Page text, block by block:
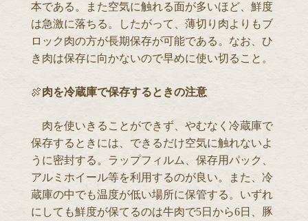
本である。また空気に触れる面が多いほど、鮮度
は急激に落ちる。したがって、薄切り肉よりもブ
ロック肉の方が長期保存が可能である。なお、ひ
き肉は保存に向かないので早めに使い切ること。
🍖肉を冷蔵庫で保存するときの注意
肉を使いきることができず、やむなく冷蔵庫で
保存するときには、できるだけ空気に触れないよ
うに密封する。ラップフィルム、保存用パック、
アルミホイール等を利用するのが良い。また、冷
蔵庫の中でも温度が低い場所に保管する。いずれ
にしても鮮度が保てるのは牛肉で5日から6日、豚